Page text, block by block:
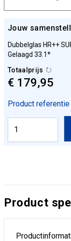
Jouw
Dubbelglas HR++
Gelaagd 33.1*
Totaalprijs
€ 179,95
Product
Product